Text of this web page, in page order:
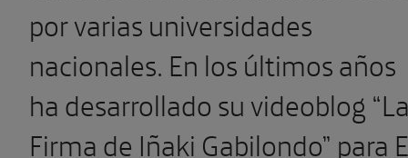
porvariasuniversidades
nacionales. En los últimos años
ha desarrollado su videoblog
Firma de Iñaki Gabilondo” para